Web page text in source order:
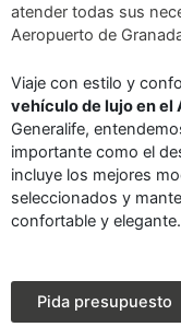
atender todas sus
Aeropuerto de
Viaje con estilo y
vehículo de lujo en el
Generalife,
importante como el
incluye los mejores
seleccionados y
confortable y elegante.
Pida presupuesto